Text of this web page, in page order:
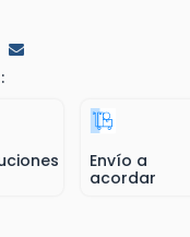
Envío a
acordar